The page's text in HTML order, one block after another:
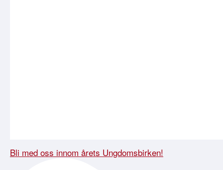
Bli med oss innom årets Ungdomsbirken!